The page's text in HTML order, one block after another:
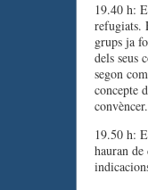
19.40 h:
refugiats.
grups ja
dels seus
segon
concepte
convèncer.
19.50 h:
hauran